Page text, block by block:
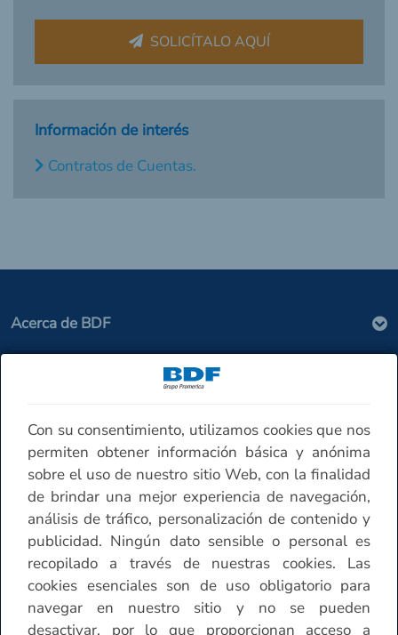
SOLICÍTALO AQUÍ
Información de interés
Contratos de Cuentas.
Con su consentimiento, utilizamos cookies que nos
permiten obtener información básica y anónima
sobre el uso de nuestro sitio Web, con la finalidad
de brindar una mejor experiencia de navegación,
análisis de tráfico, personalización de contenido y
publicidad. Ningún dato sensible o personal es
recopilado a través de nuestras cookies. Las
cookies esenciales son de uso obligatorio para
navegar en nuestro sitio y no se pueden
desactivar, por lo que proporcionan acceso a
Acerca de BDF
Contáctenos
Horario de atención Sucursales
Otros